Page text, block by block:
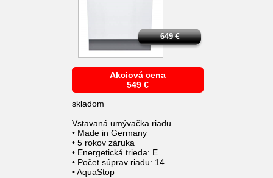
Akciová cena
549 €
skladom
Vstavaná umývačka riadu
• Made in Germany
• 5 rokov záruka
• Energetická trieda: E
• Počet súprav riadu: 14
• AquaStop
649€